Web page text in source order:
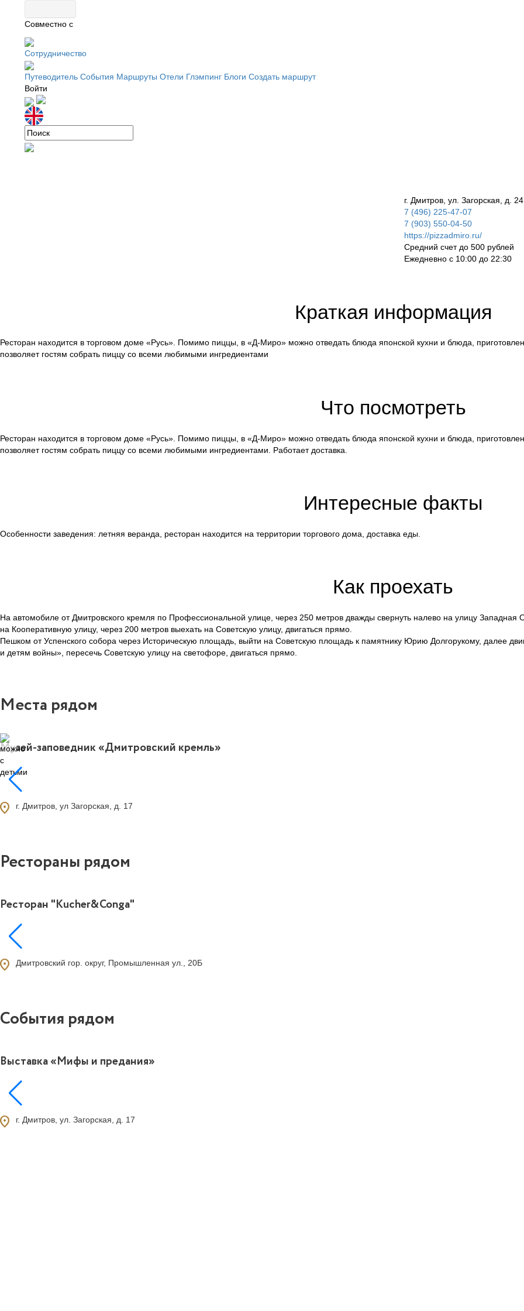
Совместно с
Сотрудничество
Путеводитель События Маршруты Отели Глэмпинг Блоги Создать маршрут
Войти
г. Дмитров, ул. Загорская, д. 24
7 (496) 225-47-07
7 (903) 550-04-50
https://pizzadmiro.ru/
Средний счет до 500 рублей
Ежедневно с 10:00 до 22:30
Краткая информация
Ресторан находится в торговом доме «Русь». Помимо пиццы, в «Д-Миро» можно отведать блюда японской кухни и блюда,
позволяет гостям собрать пиццу со всеми любимыми ингредиентами
Что посмотреть
Ресторан находится в торговом доме «Русь». Помимо пиццы, в «Д-Миро» можно отведать блюда японской кухни и блюда,
позволяет гостям собрать пиццу со всеми любимыми ингредиентами. Работает доставка.
Интересные факты
Особенности заведения: летняя веранда, ресторан находится на территории торгового дома, доставка еды.
Как проехать
На автомобиле от Дмитровского кремля по Профессиональной улице, через 250 метров дважды свернуть налево на улицу Западная
на Кооперативную улицу, через 200 метров выехать на Советскую улицу, двигаться прямо.
Пешком от Успенского собора через Историческую площадь, выйти на Советскую площадь к памятнику Юрию Долгорукому, далее
и детям войны», пересечь Советскую улицу на светофоре, двигаться прямо.
Места рядом
Музей-заповедник «Дмитровский кремль»
г. Дмитров, ул Загорская, д. 17
Рестораны рядом
Ресторан "Kucher&Conga"
Дмитровский гор. округ, Промышленная ул., 20Б
События рядом
Выставка «Мифы и предания»
г. Дмитров, ул. Загорская, д. 17